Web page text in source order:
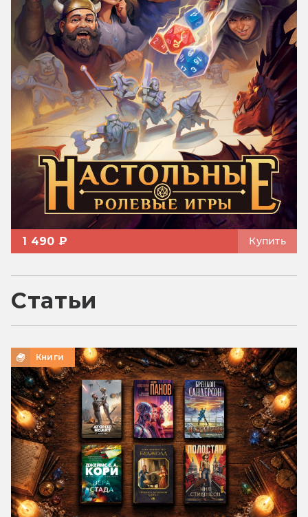
1 490 ₽ Купить
Статьи
Книги